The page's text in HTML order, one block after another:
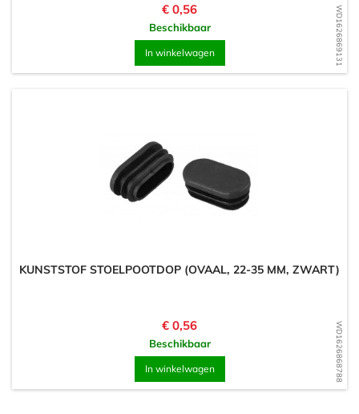
WD1626869131
Prijs
€ 0,56
Beschikbaar
In winkelwagen
WD1626868788
KUNSTSTOF STOELPOOTDOP (OVAAL, 22-35 MM, ZWART)
Prijs
€ 0,56
Beschikbaar
In winkelwagen